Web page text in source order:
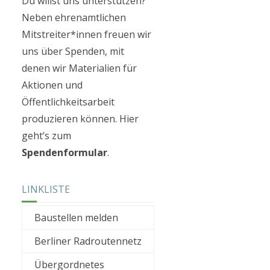
Neben ehrenamtlichen
Mitstreiter*innen freuen wir
uns über Spenden, mit
denen wir Materialien für
Aktionen und
Öffentlichkeitsarbeit
produzieren können. Hier
geht’s zum
Spendenformular.
LINKLISTE
Baustellen melden
Berliner Radroutennetz
Übergordnetes